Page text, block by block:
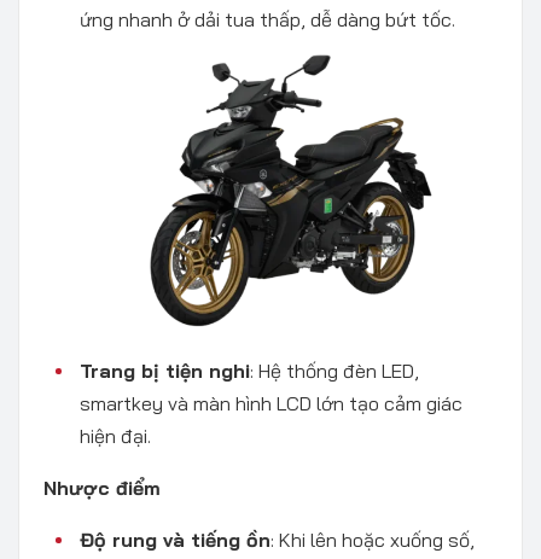
ứng nhanh ở dải tua thấp, dễ dàng bứt tốc.
Trang bị tiện nghi: Hệ thống đèn LED,
smartkey và màn hình LCD lớn tạo cảm giác
hiện đại.
Nhược điểm
Độ rung và tiếng ồn: Khi lên hoặc xuống số,